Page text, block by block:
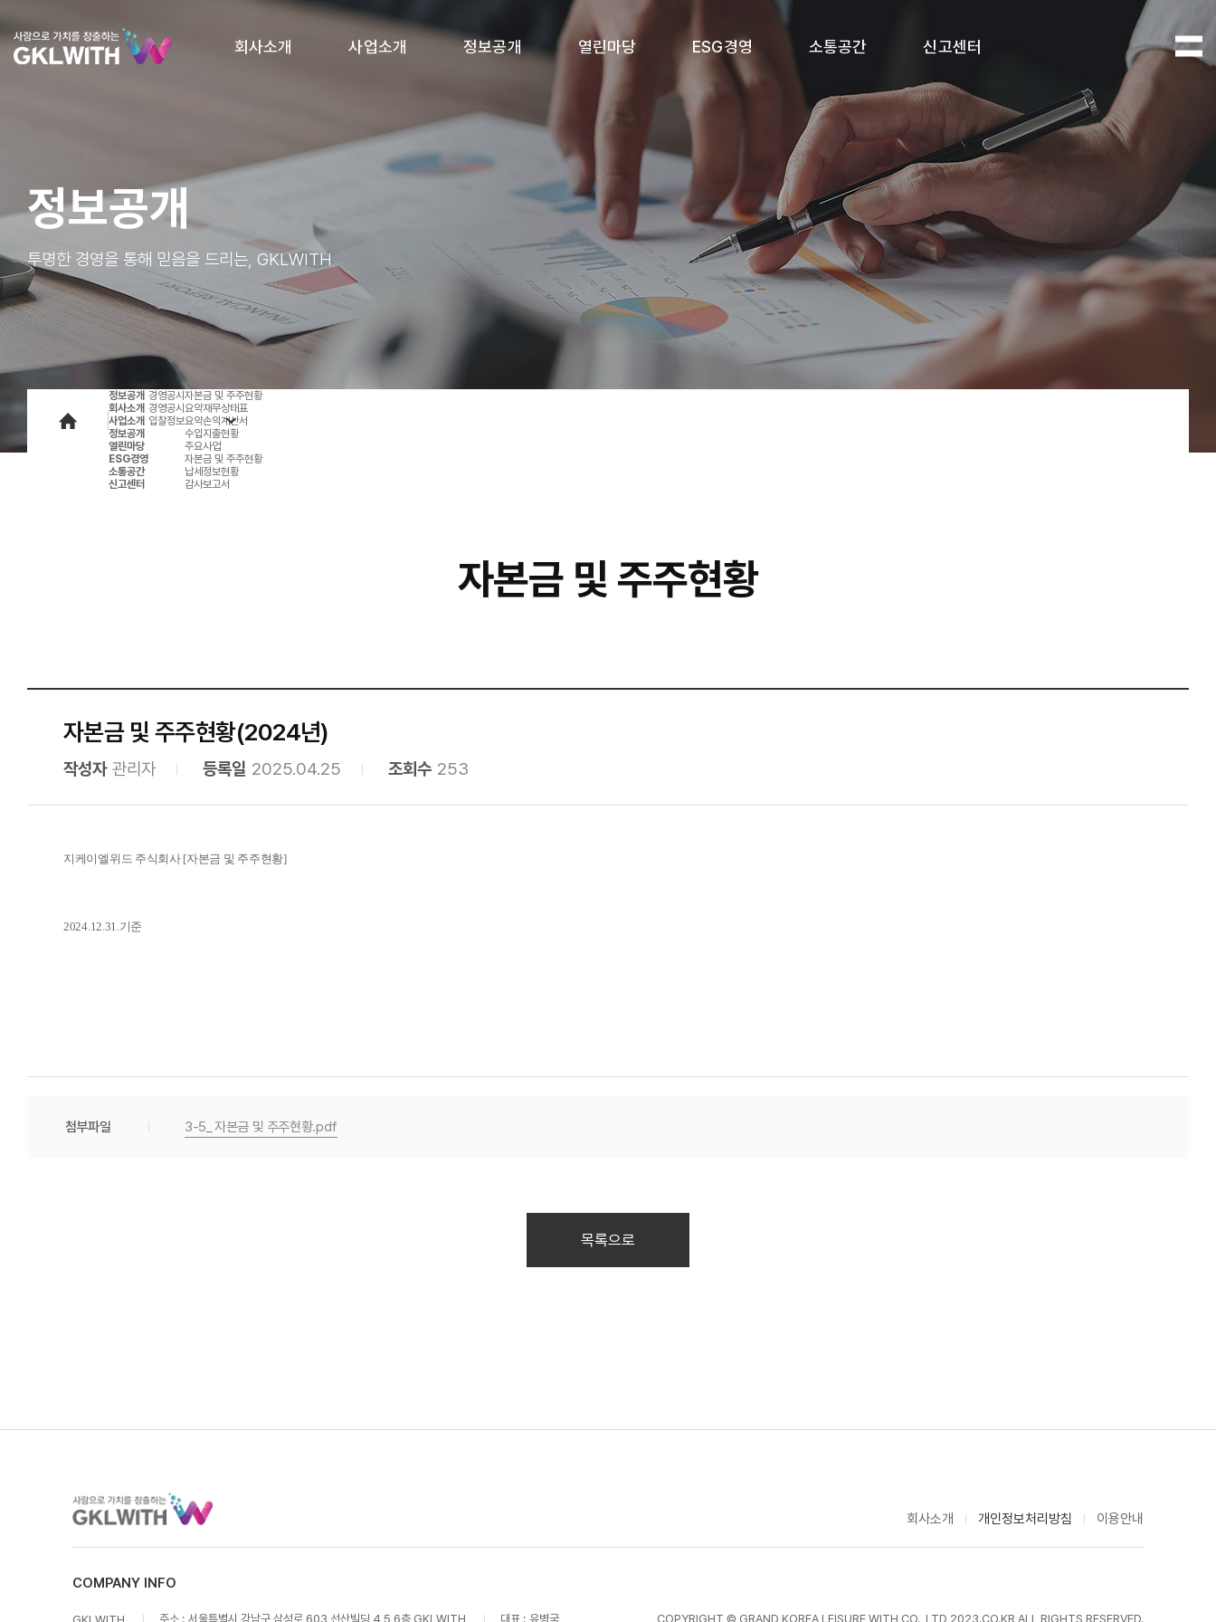
회사소개 사업소개 정보공개 열린마당 ESG경영 소통공간 신고센터
정보공개
투명한 경영을 통해 믿음을 드리는, GKLWITH
정보공개
회사소개
사업소개
정보공개
열린마당
ESG경영
소통공간
신고센터
경영공시
경영공시
입찰정보
자본금 및 주주현황
요약재무상태표
요약손익계산서
수입지출현황
주요사업
자본금 및 주주현황
납세정보현황
감사보고서
자본금 및 주주현황
자본금 및 주주현황(2024년)
작성자 관리자 등록일 2025.04.25 조회수 253
지케이엘위드 주식회사 [자본금 및 주주현황]
2024.12.31.기준
첨부파일 3-5_ 자본금 및 주주현황.pdf
목록으로
회사소개 개인정보처리방침 이용안내
COMPANY INFO
주소 : 서울특별시 강남구 삼성로 603 선산빌딩 4,5,6층 GKLWITH 대표 : 유병국 COPYRIGHT © GRAND KOREA LEISURE WITH CO., LTD 2023.CO.KR ALL RIGHTS RESERVED.